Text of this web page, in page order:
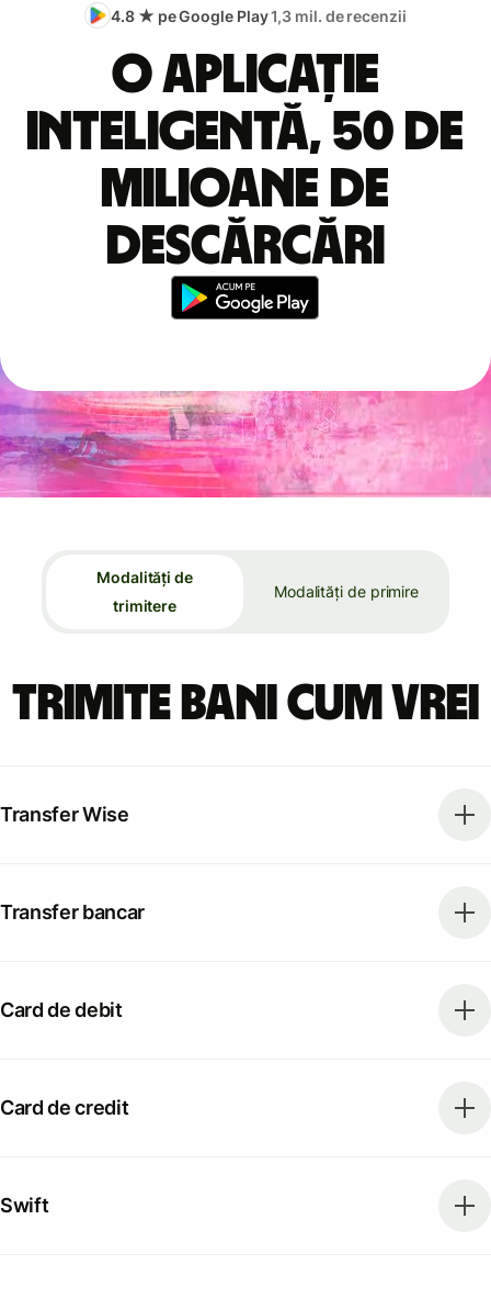
4.8 ★ pe Google Play1,3 mil. de recenzii
O aplicație
inteligentă, 50 de
milioane de
descărcări
Modalități de
trimitere
Modalități de primire
Trimite bani cum vrei
Transfer Wise
Transfer bancar
Card de debit
Card de credit
Swift